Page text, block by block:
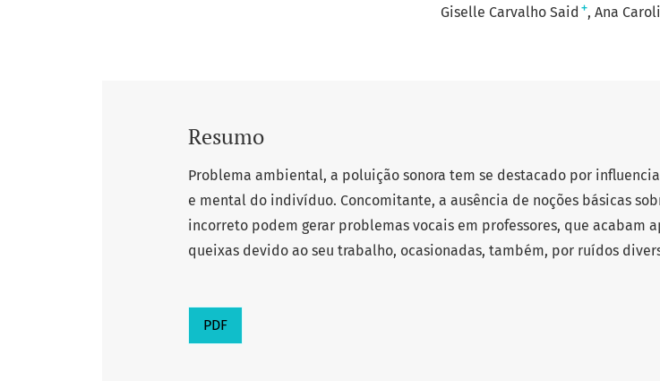
Giselle Carvalho Said + Ana
Resumo
Problema ambiental, a poluição sonora tem se destacado por
e mental do indivíduo. Concomitante, a ausência de noções básicas
incorreto podem gerar problemas vocais em professores, que acabam
queixas devido ao seu trabalho, ocasionadas, também, por ruídos
PDF